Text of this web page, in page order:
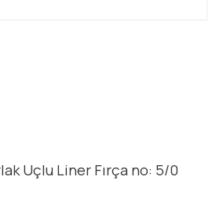
Uçlu Liner Fırça no: 5/0